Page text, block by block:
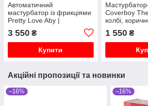
Автоматичний
мастурбатор із фрикціями
Pretty Love Aby |
мастурбатор у колбі 24.6
см
3 550 ₴
Купити
Coverboy
колбі,
1 550₴
Акційні пропозиції та новинки
–16% –16%